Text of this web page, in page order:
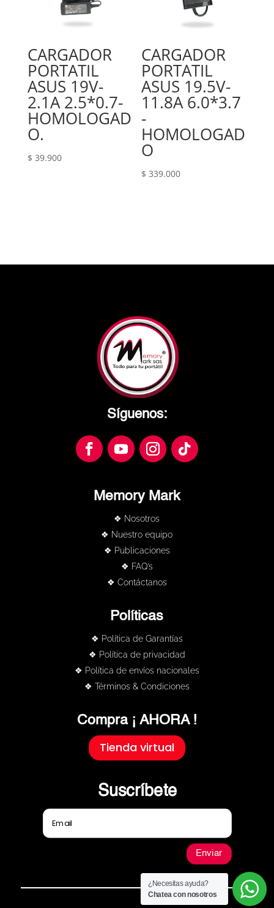
CARGADOR
PORTATIL
ASUS 19V-
2.1A 2.5*0.7-
HOMOLOGAD
O.
$ 39.900
CARGADOR
PORTATIL
ASUS 19.5V-
11.8A 6.0*3.7
-
HOMOLOGAD
O
$ 339.000
Síguenos:
Memory Mark
❖ Nosotros
❖ Nuestro equipo
❖ Publicaciones
❖ FAQ’s
❖ Contáctanos
Políticas
❖ Política de Garantías
❖ Política de privacidad
❖ Política de envíos nacionales
❖ Términos & Condiciones
Compra ¡ AHORA !
Tienda virtual
Suscríbete
Enviar
¿Necesitas ayuda?
Chatea con nosotros